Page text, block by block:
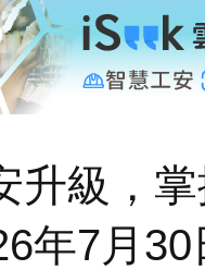
升級，
年7月